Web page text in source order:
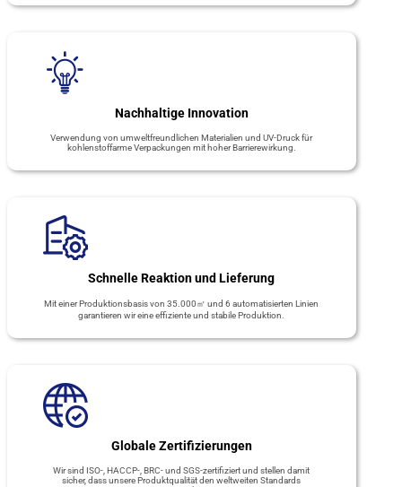
Nachhaltige Innovation
Verwendung von umweltfreundlichen Materialien und UV-Druck für
kohlenstoffarme Verpackungen mit hoher Barrierewirkung.
Schnelle Reaktion und Lieferung
Mit einer Produktionsbasis von 35.000㎡ und 6 automatisierten Linien
garantieren wir eine effiziente und stabile Produktion.
Globale Zertifizierungen
Wir sind ISO-, HACCP-, BRC- und SGS-zertifiziert und stellen damit
sicher, dass unsere Produktqualität den weltweiten Standards